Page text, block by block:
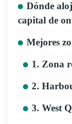
Dónde
capital de
Mejores
1. Zona
2.
3. West